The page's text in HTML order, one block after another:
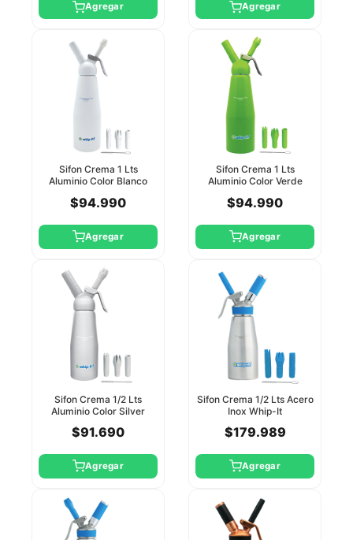
Agregar Agregar
Sifon Crema 1 Lts
Aluminio Color Blanco
$94.990
Agregar
Sifon Crema 1 Lts
Aluminio Color Verde
$94.990
Agregar
Sifon Crema 1/2 Lts
Aluminio Color Silver
$91.690
Agregar
Sifon Crema 1/2 Lts Acero
Inox Whip-It
$179.989
Agregar